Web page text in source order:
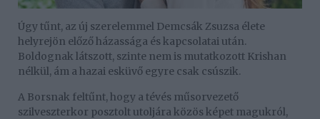
Úgy tűnt, az új szerelemmel Demcsák Zsuzsa élete
helyrejön előző házassága és kapcsolatai után.
Boldognak látszott, szinte nem is mutatkozott Krishan
nélkül, ám a hazai esküvő egyre csak csúszik.
A Borsnak feltűnt, hogy a tévés műsorvezető
szilveszterkor posztolt utoljára közös képet magukról,